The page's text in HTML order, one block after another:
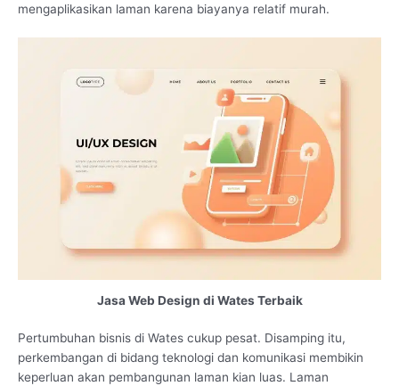
mengaplikasikan laman karena biayanya relatif murah.
Jasa Web Design di Wates Terbaik
Pertumbuhan bisnis di Wates cukup pesat. Disamping itu,
perkembangan di bidang teknologi dan komunikasi membikin
keperluan akan pembangunan laman kian luas. Laman